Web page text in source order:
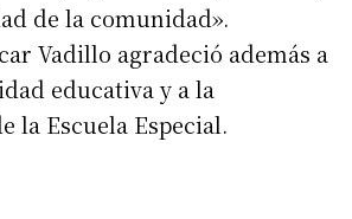
de la comunidad».
Vadillo agradeció además a
educativa y a la
la Escuela Especial.